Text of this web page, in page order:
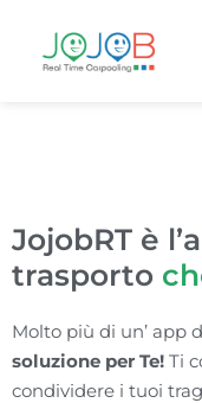
JojobRT è
trasporto ch
Molto più di un’ app
soluzione per Te! Ti
condividere i tuoi